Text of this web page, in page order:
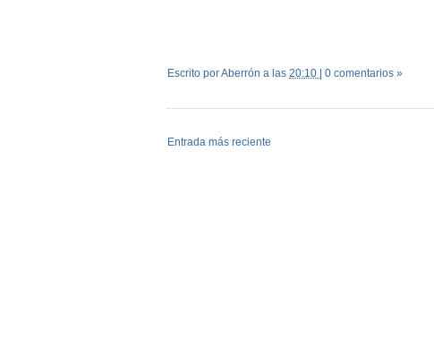
Escrito por Aberrón a las 20:10 | 0 comentarios »
Entrada más reciente